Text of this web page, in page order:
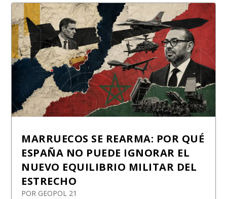
MARRUECOS SE REARMA: POR QUÉ
ESPAÑA NO PUEDE IGNORAR EL
NUEVO EQUILIBRIO MILITAR DEL
ESTRECHO
POR GEOPOL 21